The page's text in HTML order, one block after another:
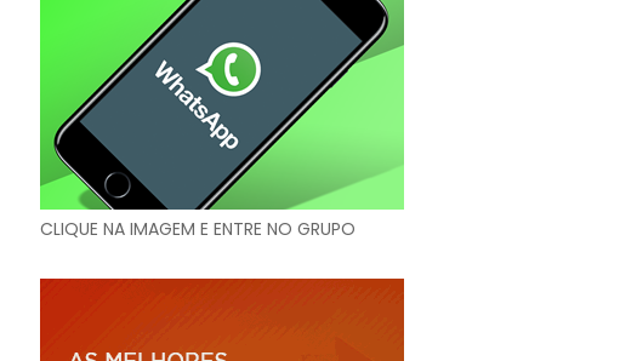
CLIQUE NA IMAGEM E ENTRE NO GRUPO